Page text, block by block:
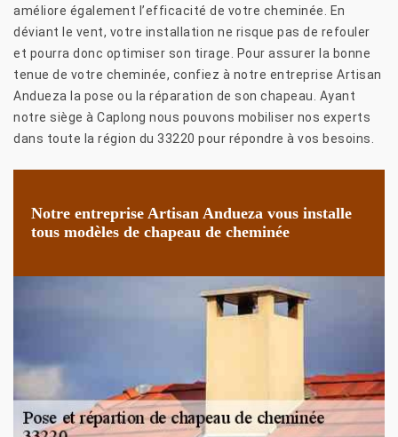
améliore également l’efficacité de votre cheminée. En
déviant le vent, votre installation ne risque pas de refouler
et pourra donc optimiser son tirage. Pour assurer la bonne
tenue de votre cheminée, confiez à notre entreprise Artisan
Andueza la pose ou la réparation de son chapeau. Ayant
notre siège à Caplong nous pouvons mobiliser nos experts
dans toute la région du 33220 pour répondre à vos besoins.
Notre entreprise Artisan Andueza vous installe
tous modèles de chapeau de cheminée